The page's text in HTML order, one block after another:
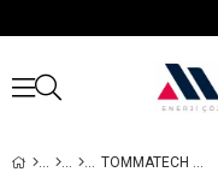
TOMMATECH 450WATT 108TN10 16BB TOPCON DARK MODELI GÜNEŞ PANELI